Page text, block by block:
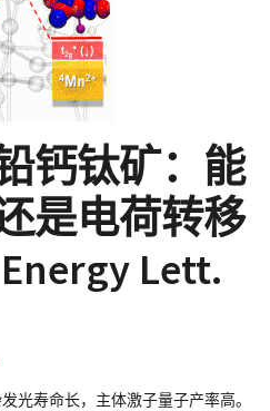
钙钛矿：能
是电荷转移
Lett.
光寿命长，主体激子量子产率高。